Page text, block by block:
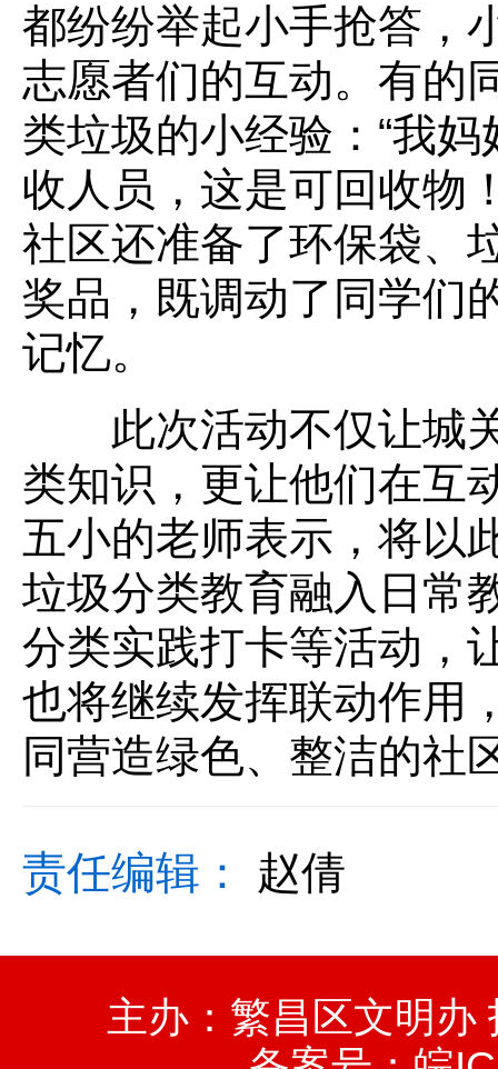
都纷纷举起小手抢答，
志愿者们的互动。有的
类垃圾的小经验：“我
收人员，这是可回收物
社区还准备了环保袋、
奖品，既调动了同学们
记忆。
此次活动不仅让城关
类知识，更让他们在互
五小的老师表示，将以
垃圾分类教育融入日常
分类实践打卡等活动，
也将继续发挥联动作用
同营造绿色、整洁的社
责任编辑： 赵倩
主办：繁昌区文明办